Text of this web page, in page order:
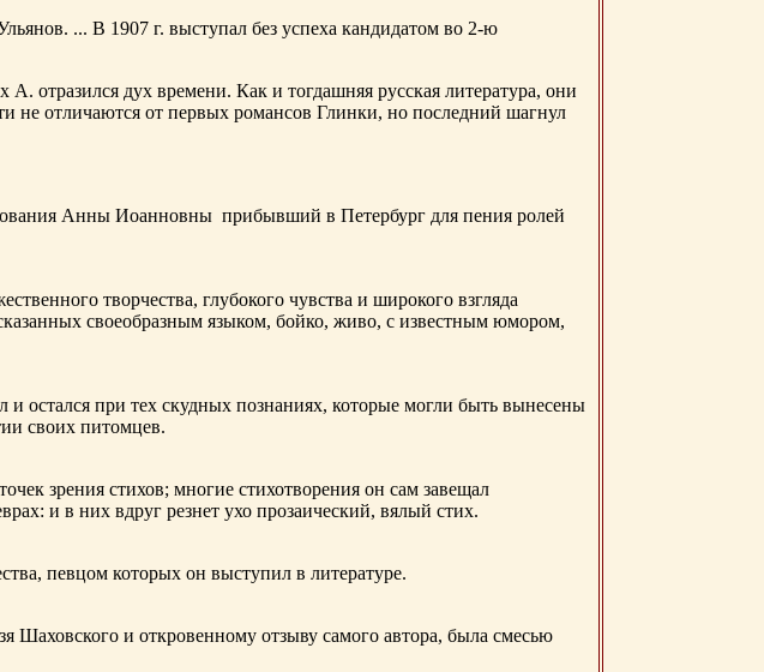
... В 1907 г. выступал без успеха кандидатом во 2-ю
отразился дух времени. Как и тогдашняя русская литература, они
не отличаются от первых романсов Глинки, но последний шагнул
Анны Иоанновны прибывший в Петербург для пения ролей
творчества, глубокого чувства и широкого взгляда
своеобразным языком, бойко, живо, с известным юмором,
и остался при тех скудных познаниях, которые могли быть вынесены
своих питомцев.
зрения стихов; многие стихотворения он сам завещал
и в них вдруг резнет ухо прозаический, вялый стих.
певцом которых он выступил в литературе.
Шаховского и откровенному отзыву самого автора, была смесью